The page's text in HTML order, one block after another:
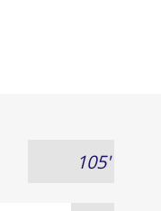
105'